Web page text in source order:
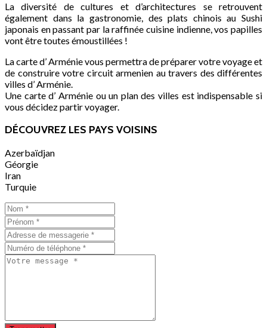
La diversité de cultures et d’architectures se retrouvent
également dans la gastronomie, des plats chinois au Sushi
japonais en passant par la raffinée cuisine indienne, vos papilles
vont être toutes émoustillées !
La carte d’ Arménie vous permettra de préparer votre voyage et
de construire votre circuit armenien au travers des différentes
villes d’ Arménie.
Une carte d’ Arménie ou un plan des villes est indispensable si
vous décidez partir voyager.
DÉCOUVREZ LES PAYS VOISINS
Azerbaïdjan
Géorgie
Iran
Turquie